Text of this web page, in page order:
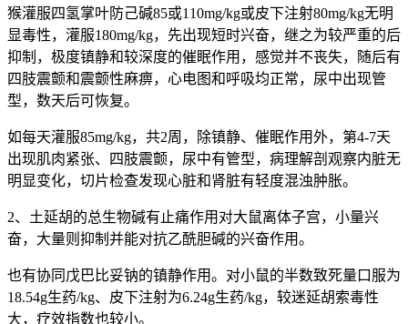
猴灌服四氢掌叶防己碱85或110mg/kg或皮下注射80mg/kg无明
显毒性，灌服180mg/kg，先出现短时兴奋，继之为较严重的后
抑制，极度镇静和较深度的催眠作用，感觉并不丧失，随后有
四肢震颤和震颤性麻痹，心电图和呼吸均正常，尿中出现管
型，数天后可恢复。
如每天灌服85mg/kg，共2周，除镇静、催眠作用外，第4-7天
出现肌肉紧张、四肢震颤，尿中有管型，病理解剖观察内脏无
明显变化，切片检查发现心脏和肾脏有轻度混浊肿胀。
2、土延胡的总生物碱有止痛作用对大鼠离体子宫，小量兴
奋，大量则抑制并能对抗乙酰胆碱的兴奋作用。
也有协同戊巴比妥钠的镇静作用。对小鼠的半数致死量口服为
18.54g生药/kg、皮下注射为6.24g生药/kg，较迷延胡索毒性
大，疗效指数也较小。